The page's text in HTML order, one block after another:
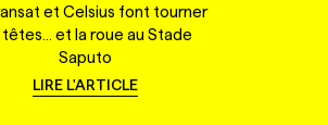
et Celsius font tourner
et la roue au Stade
Saputo
LIRE L'ARTICLE